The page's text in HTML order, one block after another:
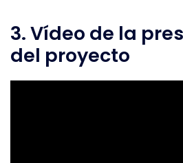
3. Vídeo de la
del proyecto